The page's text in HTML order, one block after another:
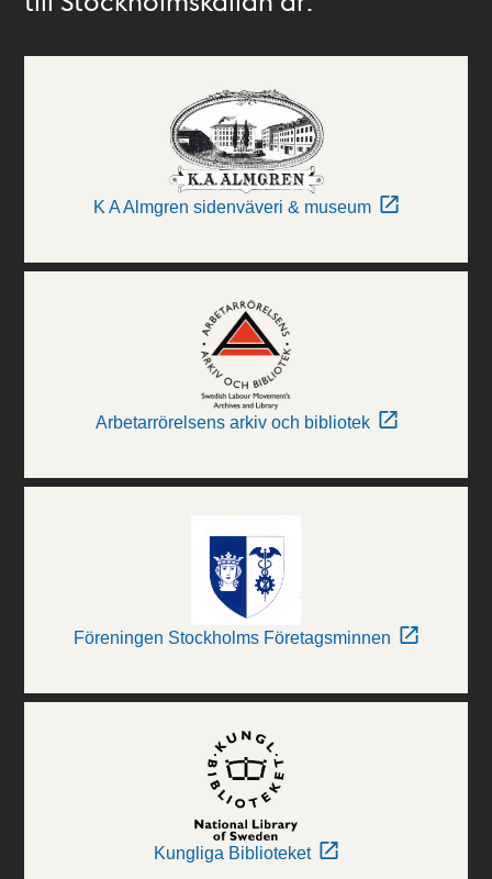
K A Almgren sidenväveri & museum
Arbetarrörelsens arkiv och bibliotek
Föreningen Stockholms Företagsminnen
Kungliga Biblioteket